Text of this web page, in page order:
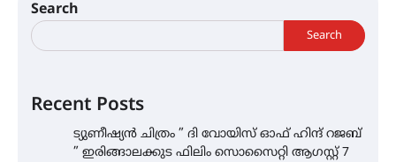
Search
Search
Recent Posts
ട്യുണീഷ്യൻ ചിത്രം ” ദി വോയിസ് ഓഫ് ഹിന്ദ് റജബ്
” ഇരിങ്ങാലക്കുട ഫിലിം സൊസൈറ്റി ആഗസ്റ്റ് 7